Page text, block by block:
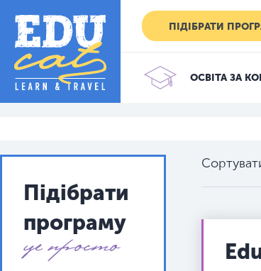
ПІДІБРАТИ
ОСВІТА ЗА
Підібрати
програму
це просто